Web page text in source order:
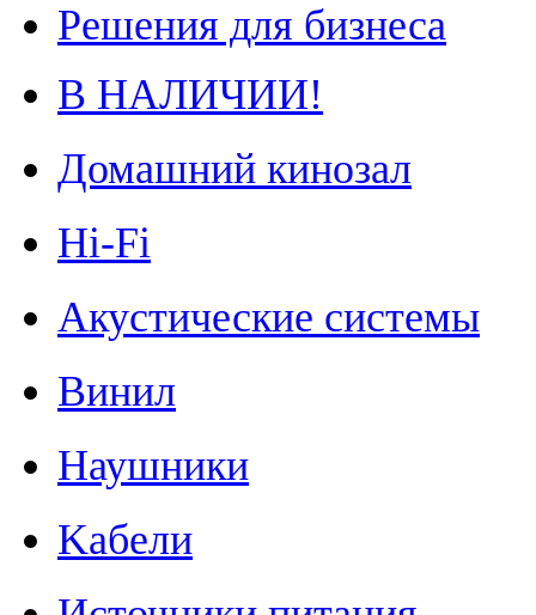
Решения для бизнеса
В НАЛИЧИИ!
Домашний кинозал
Hi-Fi
Акустические системы
Винил
Наушники
Kабели